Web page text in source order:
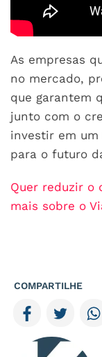
As empresas
no mercado,
que garantem
junto com o
investir em um
para o futuro
Quer reduzir o
mais sobre o
COMPARTILHE